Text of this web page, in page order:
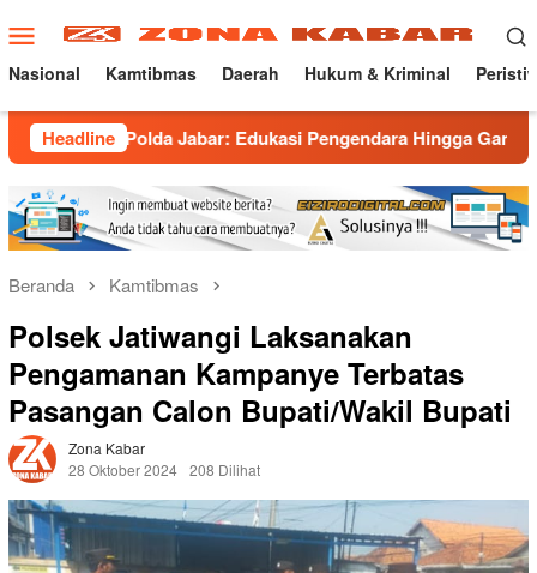
ke
konten
Menu
Mobile
Nasional Kamtibmas Daerah Hukum & Kriminal
Headline
Jabar: Edukasi Pengendara Hingga Ganti Knalpot Sukarela
Beranda Kamtibmas
Polsek Jatiwangi Laksanakan
Pengamanan Kampanye Terbatas
Pasangan Calon Bupati/Wakil Bupati
Zona Kabar
28 Oktober 2024 208 Dilihat